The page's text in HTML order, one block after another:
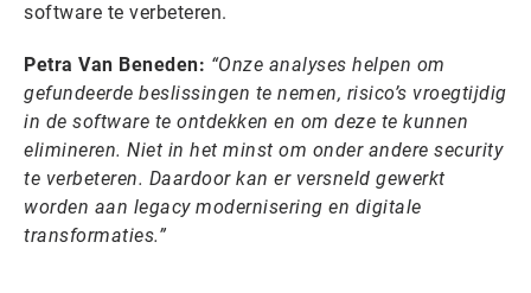
software te verbeteren.
Petra Van Beneden: “Onze analyses helpen om
gefundeerde beslissingen te nemen, risico’s vroegtijdig
in de software te ontdekken en om deze te kunnen
elimineren. Niet in het minst om onder andere security
te verbeteren. Daardoor kan er versneld gewerkt
worden aan legacy modernisering en digitale
transformaties.”